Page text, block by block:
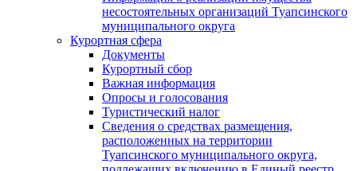
несостоятельных организаций Туапсинского
муниципального округа
Курортная сфера
Документы
Курортный сбор
Важная информация
Опросы и голосования
Туристический налог
Сведения о средствах размещения,
расположенных на территории
Туапсинского муниципального округа,